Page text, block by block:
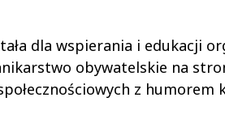
dla wspierania i edukacji
obywatelskie na
z humorem